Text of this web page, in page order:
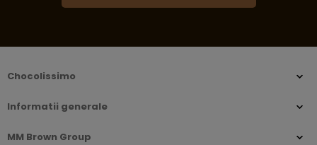
Chocolissimo
Informatii generale
MM Brown Group